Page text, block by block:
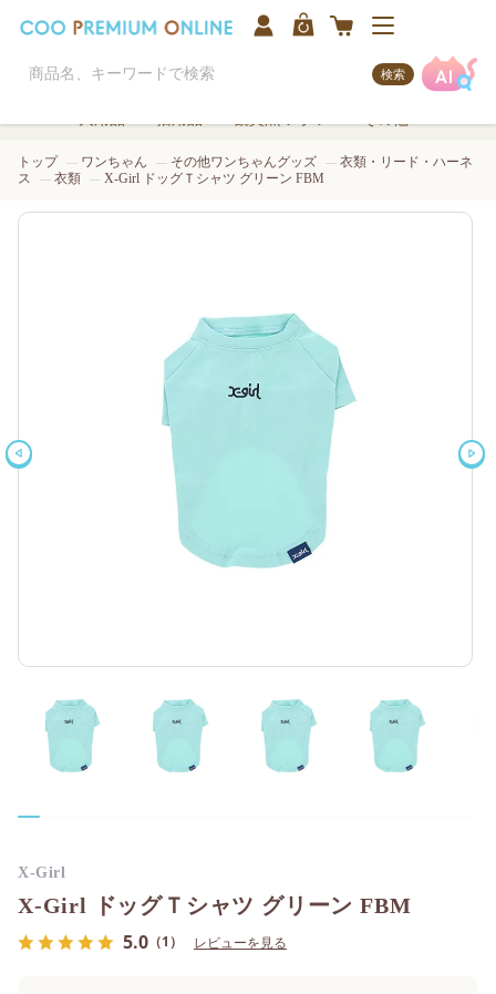
検索
トップ ワンちゃん その他ワンちゃんグッズ
衣類・リード・ハーネ
ス
衣類 X-Girl ドッグＴシャツ グリーン FBM
X-Girl ドッグＴシャツ グリーン FBM
5.0 （1） レビューを見る
X-Girl